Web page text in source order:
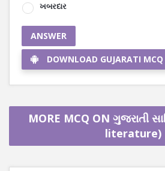
ખબરદાર
ANSWER
DOWNLOAD GUJARATI MCQ
MORE MCQ ON ગુજરાતી
literature)